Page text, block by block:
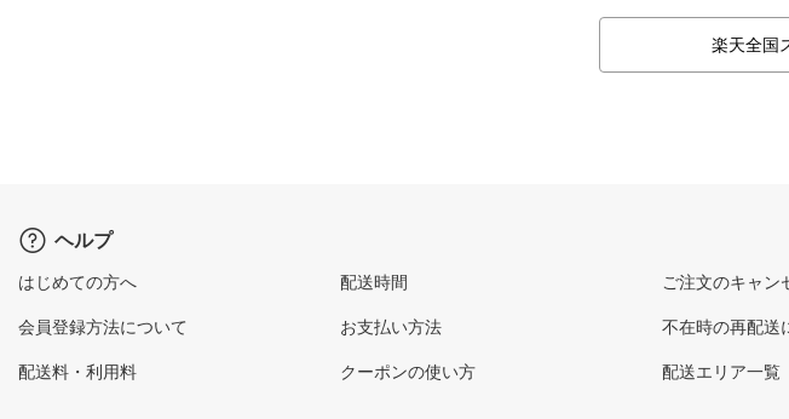
楽天全国
ヘルプ
はじめての方へ
会員登録方法について
配送料・利用料
配送時間
お支払い方法
クーポンの使い方
ご注文のキャン
不在時の再配送
配送エリア一覧